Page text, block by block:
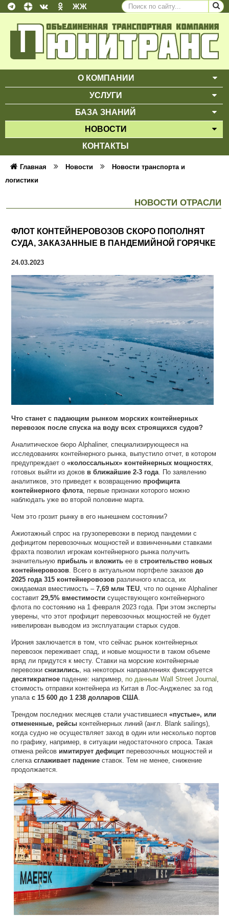
ЖЖ
О КОМПАНИИ
УСЛУГИ
БАЗА ЗНАНИЙ
НОВОСТИ
КОНТАКТЫ
Главная Новости
Новости транспорта и
логистики
НОВОСТИ ОТРАСЛИ
ФЛОТ КОНТЕЙНЕРОВОЗОВ СКОРО ПОПОЛНЯТ
СУДА, ЗАКАЗАННЫЕ В ПАНДЕМИЙНОЙ ГОРЯЧКЕ
24.03.2023
Что станет с падающим рынком морских контейнерных
перевозок после спуска на воду всех строящихся судов?
Аналитическое бюро Alphaliner, специализирующееся на
исследованиях контейнерного рынка, выпустило отчет, в котором
предупреждает о «колоссальных» контейнерных мощностях
готовых выйти из доков в ближайшие 2-3 года . По заявлению
аналитиков, это приведет к возвращению профицита
контейнерного флота , первые признаки которого можно
наблюдать уже во второй половине марта.
Чем это грозит рынку в его нынешнем состоянии?
Ажиотажный спрос на грузоперевозки в период пандемии с
дефицитом перевозочных мощностей и взвинченными ставками
фрахта позволил игрокам контейнерного рынка получить
значительную прибыль и вложить ее в строительство новых
контейнеровозов . Всего в актуальном портфеле заказов до
2025 года 315 контейнеровозов различного класса, их
ожидаемая вместимость – 7,69 млн TEU , что по оценке Alphaliner
составит 29,5% вместимости существующего контейнерного
флота по состоянию на 1 февраля 2023 года. При этом эксперты
уверены, что этот профицит перевозочных мощностей не будет
нивелирован выводом из эксплуатации старых судов.
Ирония заключается в том, что сейчас рынок контейнерных
перевозок переживает спад, и новые мощности в таком объеме
вряд ли придутся к месту. Ставки на морские контейнерные
перевозки снизились , на некоторых направлениях фиксируется
десятикратное падение: например, по данным Wall Street Journal
стоимость отправки контейнера из Китая в Лос-Анджелес за год
упала с 15 600 до 1 238 долларов США
Трендом последних месяцев стали участившиеся «пустые», или
отмененные, рейсы контейнерных линий (англ. Blank sailings),
когда судно не осуществляет заход в один или несколько портов
по графику, например, в ситуации недостаточного спроса. Такая
отмена рейсов имитирует дефицит перевозочных мощностей и
слегка сглаживает падение ставок. Тем не менее, снижение
продолжается.